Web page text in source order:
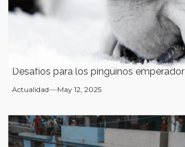
Desafíos para los pingüinos emperador
Actualidad May 12, 2025